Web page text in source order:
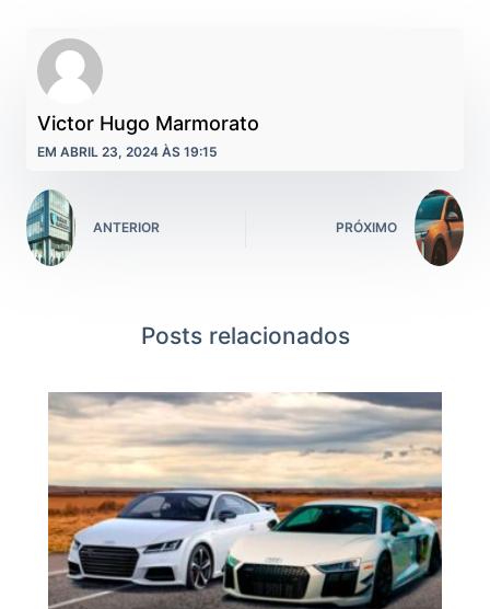
Victor Hugo Marmorato
EM ABRIL 23, 2024 ÀS 19:15
ANTERIOR PRÓXIMO
Posts relacionados